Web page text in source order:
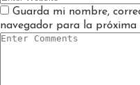
Guarda mi nombre,
navegador para la próxima